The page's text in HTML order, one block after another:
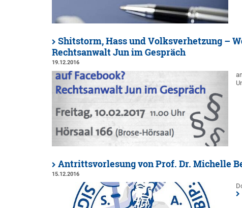
Shitstorm, Hass und Volksverhetzung –
Rechtsanwalt Jun im Gespräch
19.12.2016
Antrittsvorlesung von Prof. Dr. Michelle
15.12.2016